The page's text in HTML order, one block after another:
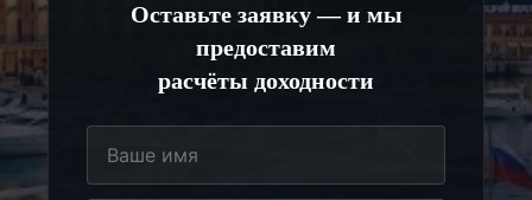
Оставьте заявку — и мы
предоставим
расчёты доходности